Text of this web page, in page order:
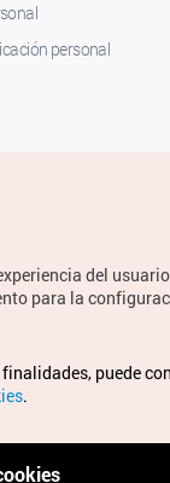
personal
Todos los
con el
oficial:
del
para la
puede
.